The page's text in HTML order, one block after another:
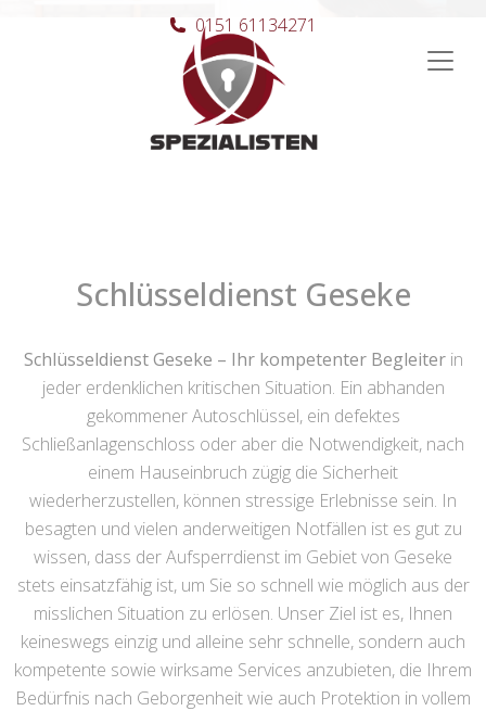
Hauptnavigation
0151 61134271
Schlüsseldienst Geseke
Schlüsseldienst Geseke – Ihr kompetenter Begleiterin
jeder erdenklichen kritischen Situation. Ein abhanden
gekommener Autoschlüssel, ein defektes
Schließanlagenschloss oder aber die Notwendigkeit, nach
einem Hauseinbruch zügig die Sicherheit
wiederherzustellen, können stressige Erlebnisse sein. In
besagten und vielen anderweitigen Notfällen ist es gut zu
wissen, dass der Aufsperrdienst im Gebiet von Geseke
stets einsatzfähig ist, um Sie so schnell wie möglich aus der
misslichen Situation zu erlösen. Unser Ziel ist es, Ihnen
keineswegs einzig und alleine sehr schnelle, sondern auch
kompetente sowie wirksame Services anzubieten, die Ihrem
Bedürfnis nach Geborgenheit wie auch Protektion in vollem